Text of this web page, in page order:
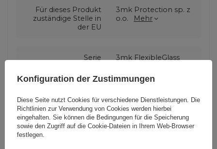
Für dieses Produkt
zuständige Stelle in
der EU
3mk Protection sp. z
o.o.
Mehr
Serie 3mk FlexibleGlass
Verpackungshöhe in
Zentimetern
15,5
Konfiguration der Zustimmungen
Diese Seite nutzt Cookies für verschiedene Dienstleistungen. Die
Richtlinien zur Verwendung von Cookies werden hierbei
eingehalten. Sie können die Bedingungen für die Speicherung
sowie den Zugriff auf die Cookie-Dateien in Ihrem Web-Browser
festlegen.